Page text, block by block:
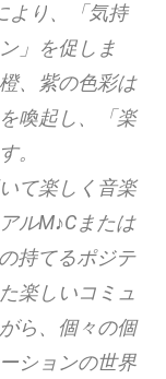
より、「気持
」を促しま
、紫の色彩は
喚起し、「楽
。
て楽しく音楽
ルM♪Cまたは
持てるポジテ
楽しいコミュ
ら、個々の個
ションの世界